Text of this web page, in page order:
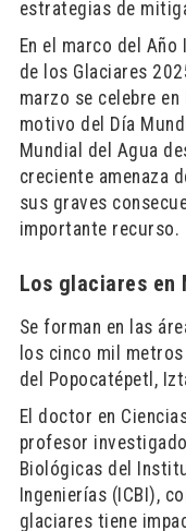
estrategias de
En el marco del
de los Glaciares
marzo se celebre
motivo del Día
Mundial del Agua
creciente amenaza
sus graves
importante recurso.
Los glaciares en
Se forman en las
los cinco mil
del Popocatépetl,
El doctor en
profesor
Biológicas del
Ingenierías (ICBI),
glaciares tiene